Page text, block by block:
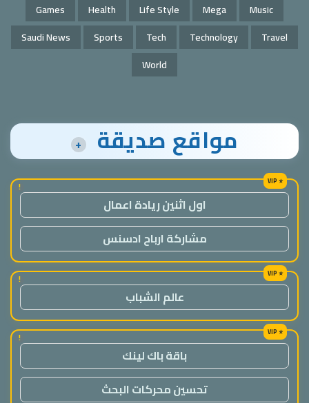
Games
Health Life Style Mega
Music
Saudi News
Sports Tech Technology
Travel
World
مواقع صديقة +
!
اول اثنين ريادة اعمال
مشاركة ارباح ادسنس
!
عالم الشباب
!
باقة باك لينك
تحسين محركات البحث